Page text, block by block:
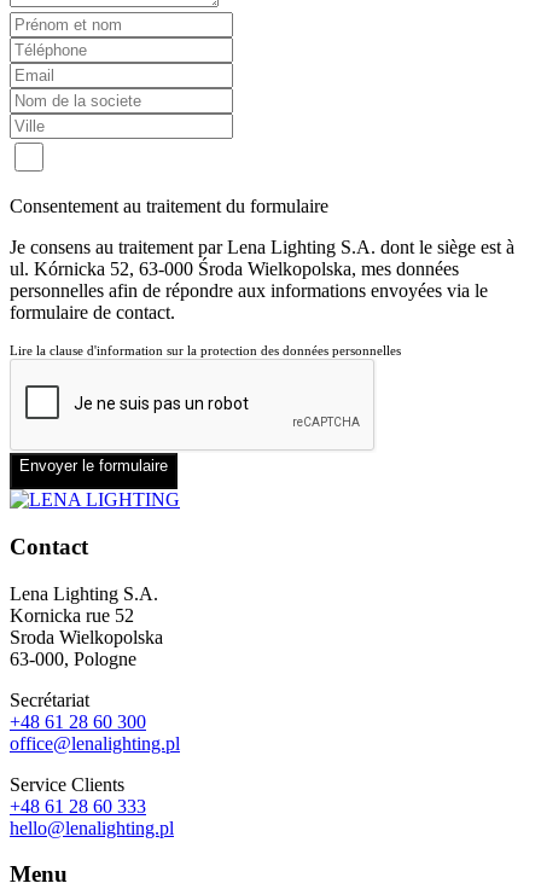
Consentement au traitement du formulaire
Je consens au traitement par Lena Lighting S.A. dont le siège est à
ul. Kórnicka 52, 63-000 Środa Wielkopolska, mes données
personnelles afin de répondre aux informations envoyées via le
formulaire de contact.
Lire la clause d'information sur la protection des données personnelles
Envoyer le formulaire
Contact
Lena Lighting S.A.
Kornicka rue 52
Sroda Wielkopolska
63-000, Pologne
Secrétariat
+48 61 28 60 300
office@lenalighting.pl
Service Clients
+48 61 28 60 333
hello@lenalighting.pl
Menu